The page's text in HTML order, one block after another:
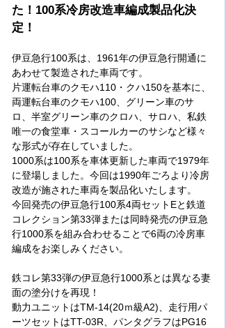
た！100系冷房改造車編成製品化決
定！
伊豆急行100系は、1961年の伊豆急行開通に
あわせて製造された車両です。
片運転台車のクモハ110・クハ150を基本に、
両運転台車のクモハ100、グリーン車のサ
ロ、半室グリーン車のクロハ、サロハ、私鉄
唯一の食堂車・スコールカーのサシなど様々
な形式が存在していました。
1000系は100系を車体更新した車両で1979年
に登場しました。今回は1990年ごろより冷房
改造が施された車両を製品化いたします。
今回発売の伊豆急行100系4両セットEと鉄道
コレクション第33弾または同時発売の伊豆急
行1000系を組み合わせることで6両の冷房車
編成をお楽しみください。
鉄コレ第33弾の伊豆急行1000系とは異なる妻
面の塗分けを再現！
動力ユニットはTM-14(20ｍ級A2)、走行用パ
ーツセットはTT-03R、パンタグラフはPG16